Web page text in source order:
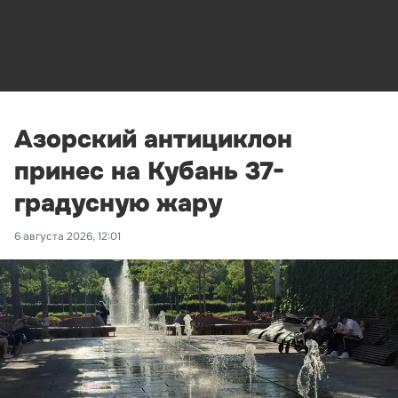
Азорский антициклон
принес на Кубань 37-
градусную жару
6 августа 2026, 12:01